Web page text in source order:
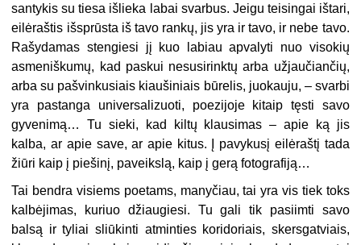
santykis su tiesa išlieka labai svarbus. Jeigu teisingai ištari,
eilėraštis išsprūsta iš tavo rankų, jis yra ir tavo, ir nebe tavo.
Rašydamas stengiesi jį kuo labiau apvalyti nuo visokių
asmeniškumų, kad paskui nesusirinktų arba užjaučiančių,
arba su pašvinkusiais kiaušiniais būrelis, juokauju, – svarbi
yra pastanga universalizuoti, poezijoje kitaip tęsti savo
gyvenimą… Tu sieki, kad kiltų klausimas – apie ką jis
kalba, ar apie save, ar apie kitus. Į pavykusį eilėraštį tada
žiūri kaip į piešinį, paveikslą, kaip į gerą fotografiją…
Tai bendra visiems poetams, manyčiau, tai yra vis tiek toks
kalbėjimas, kuriuo džiaugiesi. Tu gali tik pasiimti savo
balsą ir tyliai sliūkinti atminties koridoriais, skersgatviais,